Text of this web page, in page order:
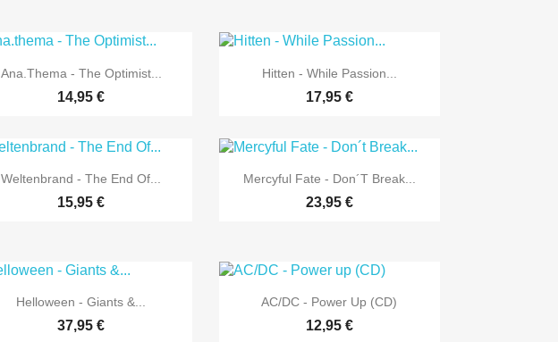
 Vorschau
Ana.thema - The Optimist...
14,95 €
 Vorschau
Hitten - While Passion...
17,95 €
 Vorschau
Weltenbrand - The End Of...
15,95 €
 Vorschau
Mercyful Fate - Don´t Break...
23,95 €
 Vorschau
Helloween - Giants &...
37,95 €
 Vorschau
AC/DC - Power Up (CD)
12,95 €